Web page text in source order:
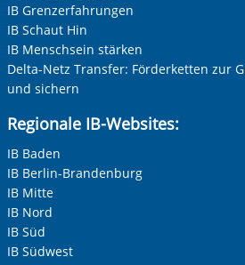
IB Grenzerfahrungen
IB Schaut Hin
IB Menschsein stärken
Delta-Netz Transfer: Förderketten zur
und sichern
Regionale IB-Websites:
IB Baden
IB Berlin-Brandenburg
IB Mitte
IB Nord
IB Süd
IB Südwest